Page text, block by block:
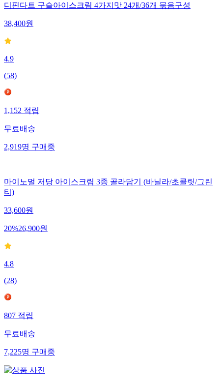
디핀다트 구슬아이스크림 4가지맛 24개/36개 묶음구성
38,400원
4.9
(58)
1,152적립
무료배송
2,919명구매중
마이노멀 저당 아이스크림 3종 골라담기 (바닐라/초콜릿/그린
티)
33,600원
20%26,900원
4.8
(28)
807적립
무료배송
7,225명구매중